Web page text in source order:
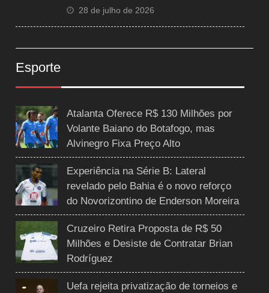
28 de julho de 2026
Esporte
Atalanta Oferece R$ 130 Milhões por
Volante Baiano do Botafogo, mas
Alvinegro Fixa Preço Alto
Experiência na Série B: Lateral
revelado pelo Bahia é o novo reforço
do Novorizontino de Enderson Moreira
Cruzeiro Retira Proposta de R$ 50
Milhões e Desiste de Contratar Brian
Rodríguez
Uefa rejeita privatização de torneios e